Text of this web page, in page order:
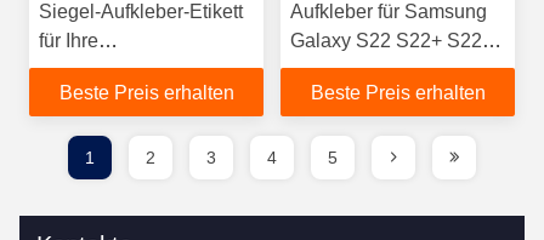
Siegel-Aufkleber-Etikett
für Ihre
Verpackungsbedürfnisse
Beste Preis erhalten
Aufkleber für Samsung
Galaxy S22 S22+ S22
Ultra S23 S23+ S23Ultra
S24 S24+ S24Ultra
Beste Preis erhalten
1 2 3 4 5